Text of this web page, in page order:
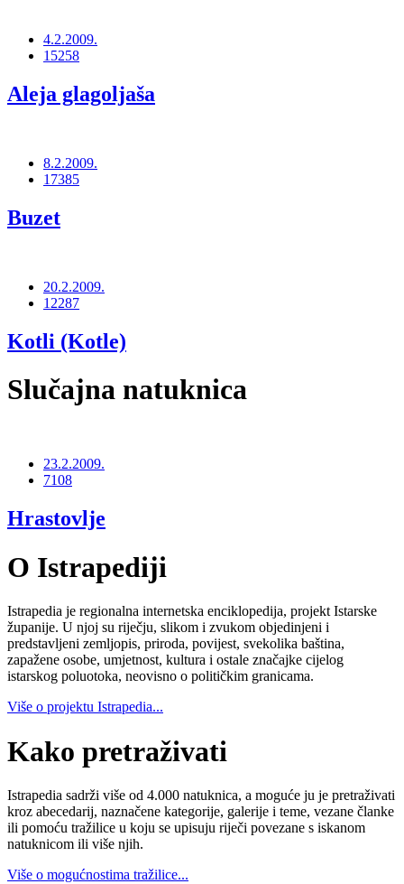
4.2.2009.
15258
Aleja glagoljaša
8.2.2009.
17385
Buzet
20.2.2009.
12287
Kotli (Kotle)
Slučajna natuknica
23.2.2009.
7108
Hrastovlje
O Istrapediji
Istrapedia je regionalna internetska enciklopedija, projekt Istarske
županije. U njoj su riječju, slikom i zvukom objedinjeni i
predstavljeni zemljopis, priroda, povijest, svekolika baština,
zapažene osobe, umjetnost, kultura i ostale značajke cijelog
istarskog poluotoka, neovisno o političkim granicama.
Više o projektu Istrapedia...
Kako pretraživati
Istrapedia sadrži više od 4.000 natuknica, a moguće ju je pretraživati
kroz abecedarij, naznačene kategorije, galerije i teme, vezane članke
ili pomoću tražilice u koju se upisuju riječi povezane s iskanom
natuknicom ili više njih.
Više o mogućnostima tražilice...